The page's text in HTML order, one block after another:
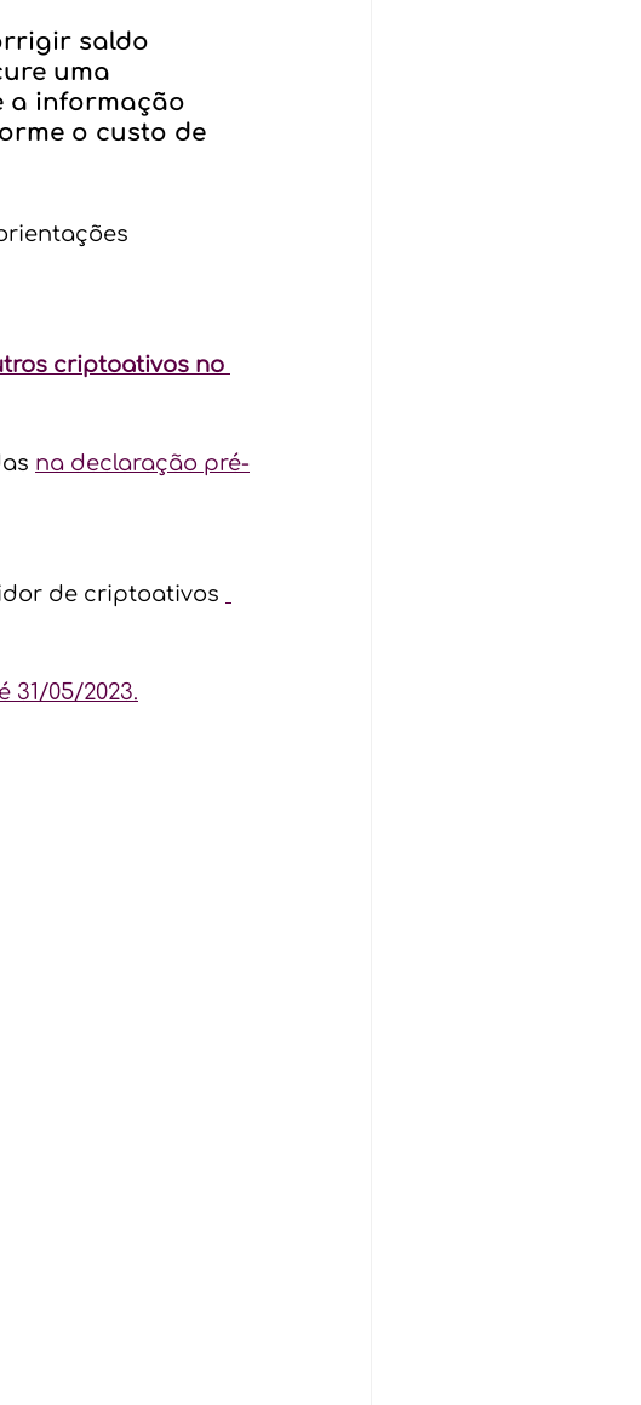
saldo
uma
a informação
o custo de
criptoativos no
na declaração pré-
de criptoativos
31/05/2023.